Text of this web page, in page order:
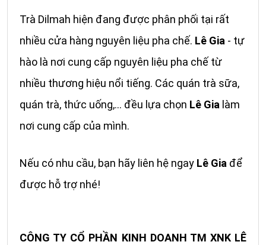
Trà Dilmah hiện đang được phân phối tại rất
nhiều cửa hàng nguyên liệu pha chế. Lê Gia - tự
hào là nơi cung cấp nguyên liệu pha chế từ
nhiều thương hiệu nổi tiếng. Các quán trà sữa,
quán trà, thức uống,... đều lựa chọn Lê Gia làm
nơi cung cấp của mình.
Nếu có nhu cầu, bạn hãy liên hệ ngay Lê Gia để
được hỗ trợ nhé!
CÔNG TY CỔ PHẦN KINH DOANH TM XNK LÊ